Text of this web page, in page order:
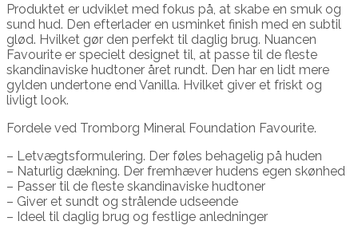
Produktet er udviklet med fokus på, at skabe en smuk og
sund hud. Den efterlader en usminket finish med en subtil
glød. Hvilket gør den perfekt til daglig brug. Nuancen
Favourite er specielt designet til, at passe til de fleste
skandinaviske hudtoner året rundt. Den har en lidt mere
gylden undertone end Vanilla. Hvilket giver et friskt og
livligt look.
Fordele ved Tromborg Mineral Foundation Favourite.
– Letvægtsformulering. Der føles behagelig på huden
– Naturlig dækning. Der fremhæver hudens egen skønhed
– Passer til de fleste skandinaviske hudtoner
– Giver et sundt og strålende udseende
– Ideel til daglig brug og festlige anledninger